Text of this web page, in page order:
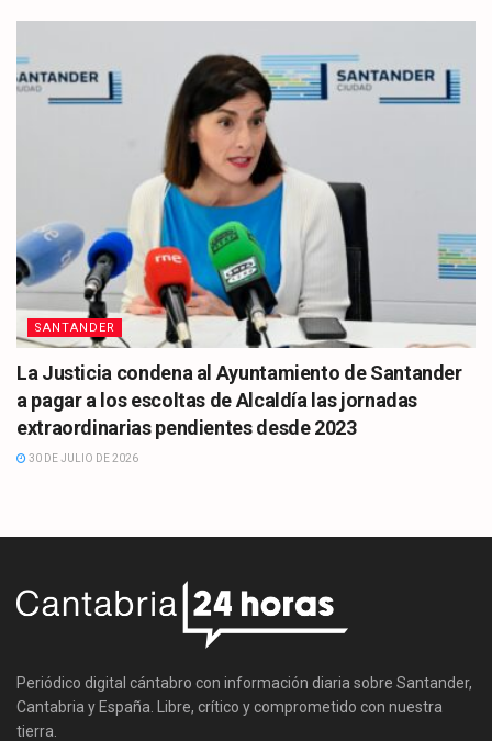
SANTANDER
La Justicia condena al Ayuntamiento de Santander
a pagar a los escoltas de Alcaldía las jornadas
extraordinarias pendientes desde 2023
30 DE JULIO DE 2026
Periódico digital cántabro con información diaria sobre Santander,
Cantabria y España. Libre, crítico y comprometido con nuestra
tierra.